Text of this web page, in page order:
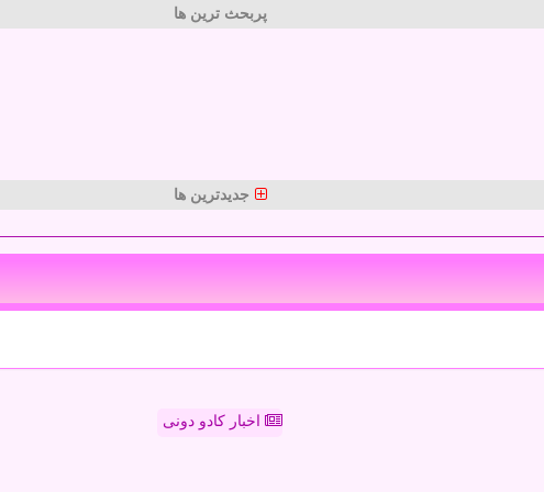
پربحث ترین ها
جدیدترین ها
اخبار کادو دونی